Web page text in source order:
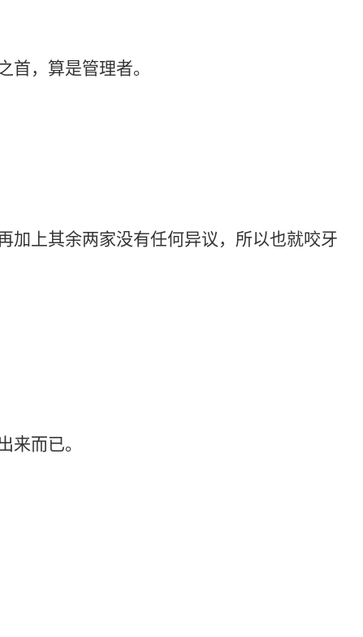
，算是管理者。
上其余两家没有任何异议，所以也就咬牙
而已。